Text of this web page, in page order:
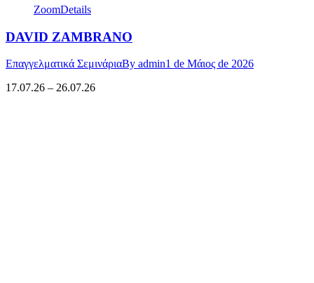
ZoomDetails
DAVID ZAMBRANO
Επαγγελματικά ΣεμινάριαBy admin1 de Μάιος de 2026
17.07.26 – 26.07.26